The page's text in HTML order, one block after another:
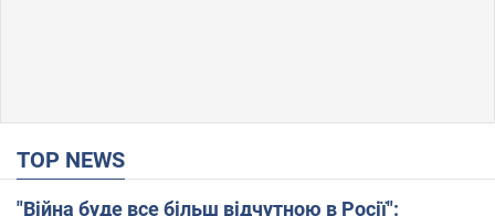
TOP NEWS
"Війна буде все більш відчутною в Росії":